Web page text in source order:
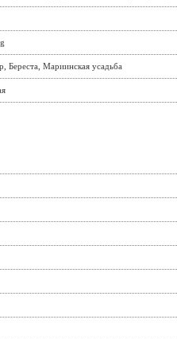
Береста Мариинская усадьба